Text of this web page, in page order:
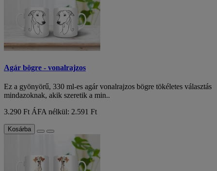
Agár bögre - vonalrajzos
Ez a gyönyörű, 330 ml-es agár vonalrajzos bögre tökéletes választás
mindazoknak, akik szeretik a min..
3.290 Ft ÁFA nélkül: 2.591 Ft
Kosárba